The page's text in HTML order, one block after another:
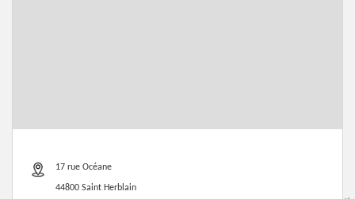
17 rue Océane
44800 Saint Herblain